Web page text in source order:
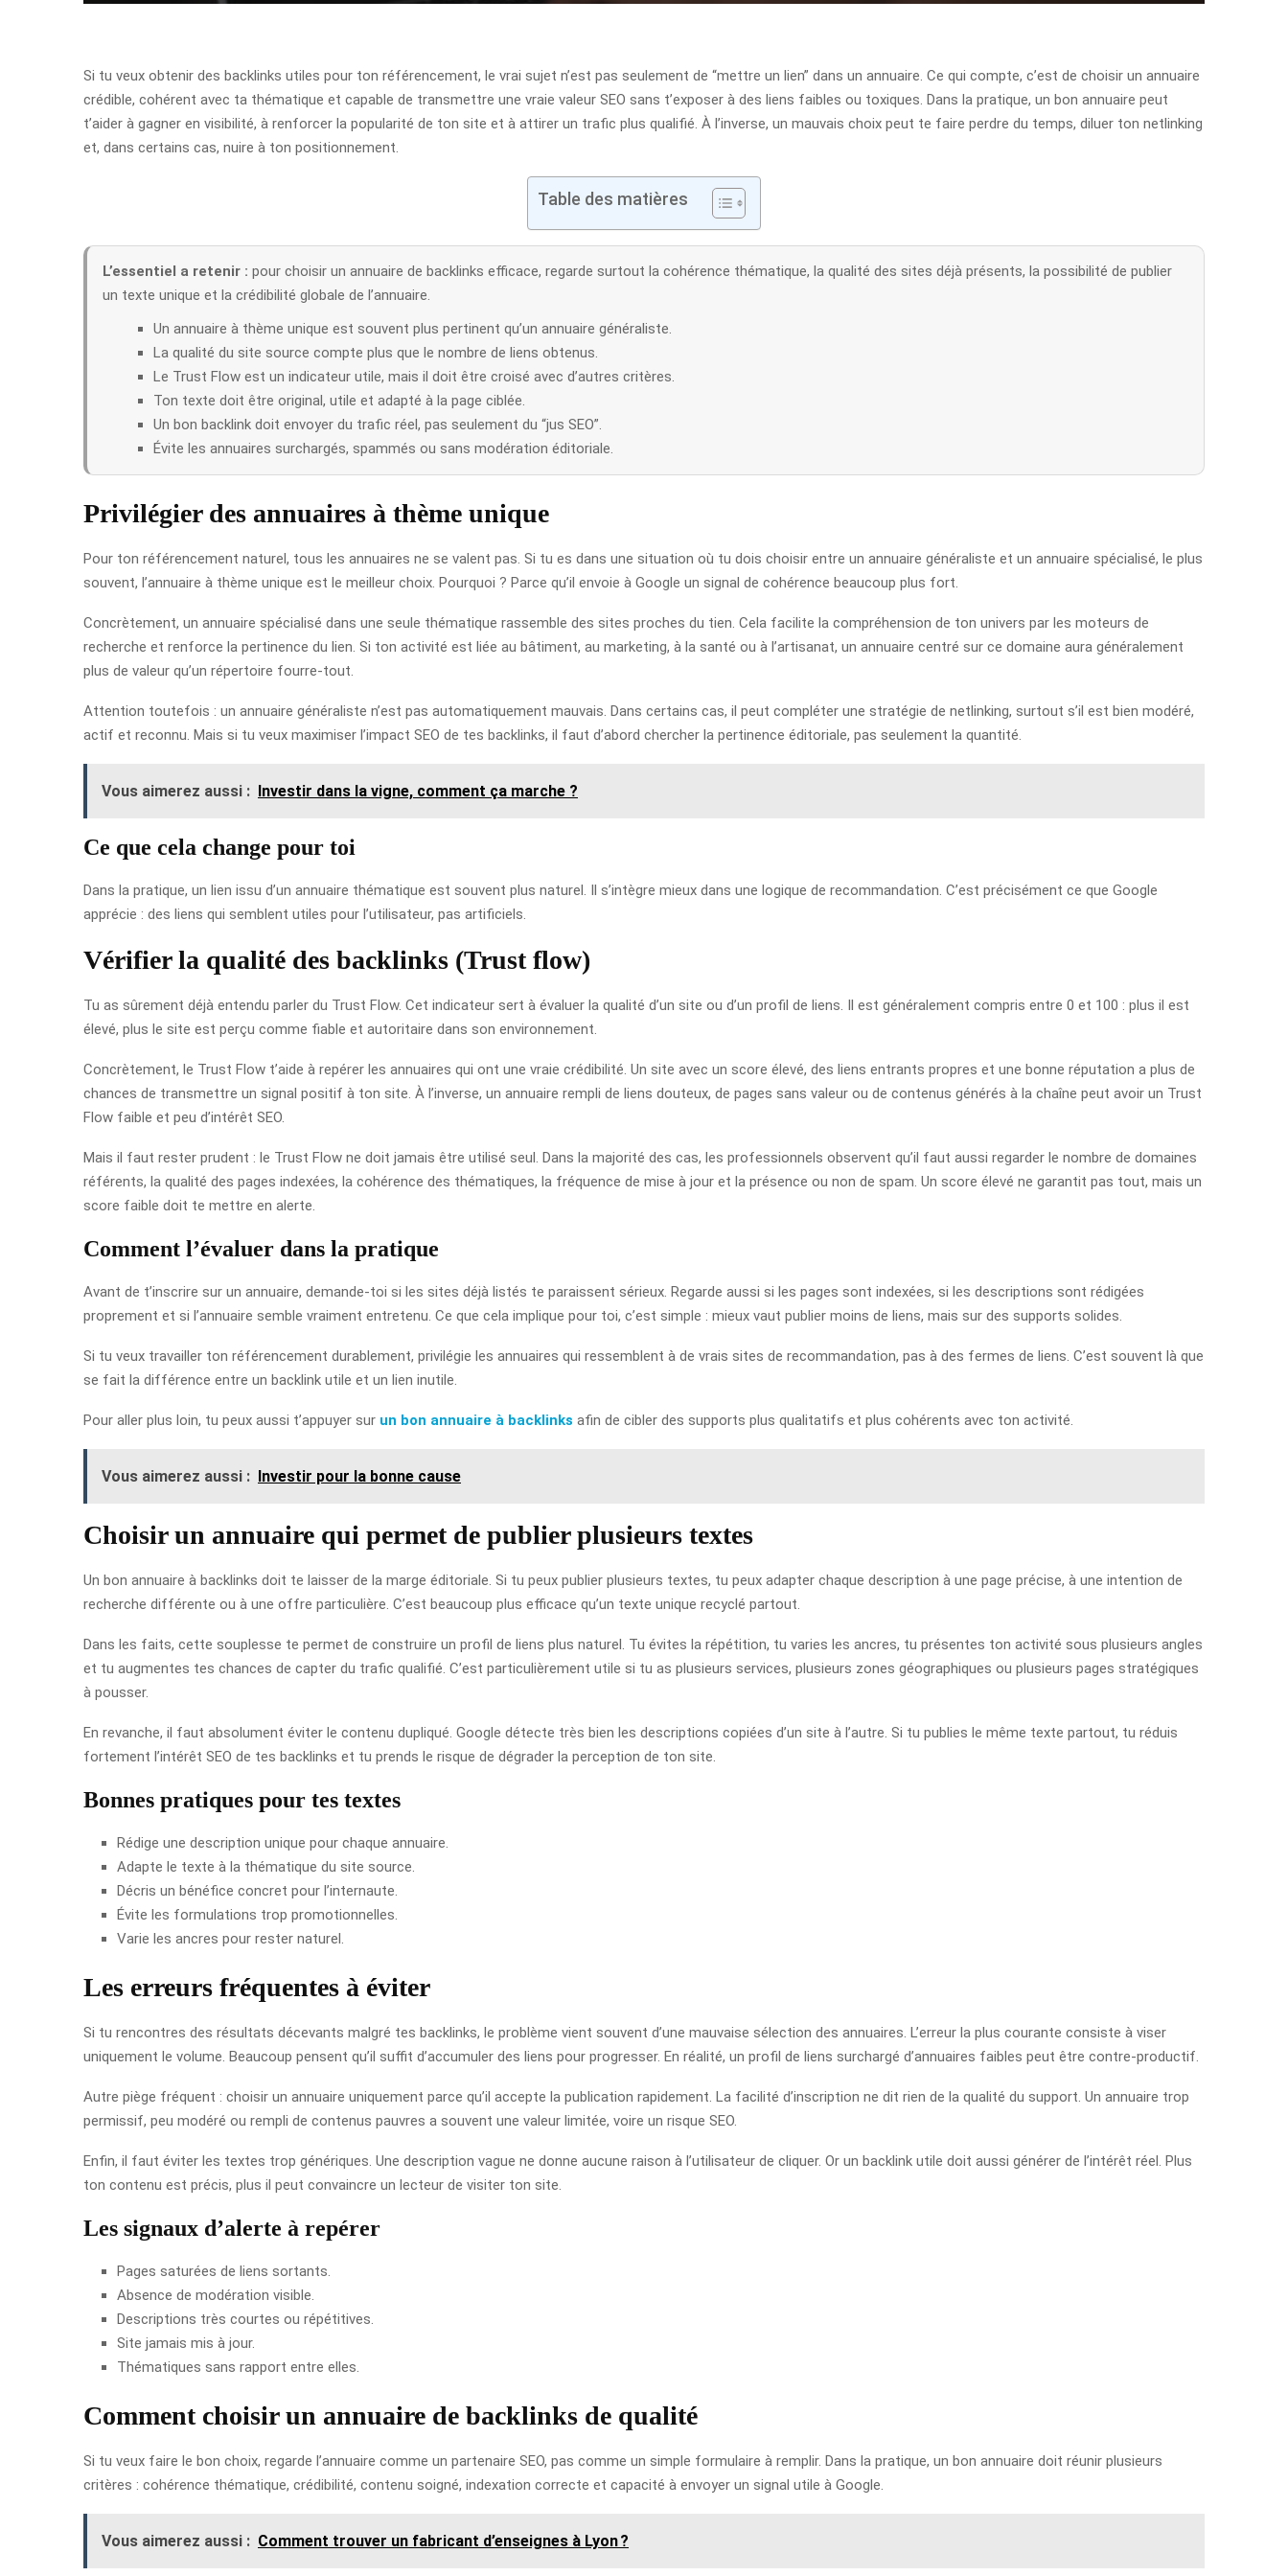
Si tu veux obtenir des backlinks utiles pour ton référencement, le vrai sujet n’est pas seulement de “mettre un lien” dans un annuaire. Ce qui compte, c’est de choisir un annuaire
crédible, cohérent avec ta thématique et capable de transmettre une vraie valeur SEO sans t’exposer à des liens faibles ou toxiques. Dans la pratique, un bon annuaire peut
t’aider à gagner en visibilité, à renforcer la popularité de ton site et à attirer un trafic plus qualifié. À l’inverse, un mauvais choix peut te faire perdre du temps, diluer ton netlinking
et, dans certains cas, nuire à ton positionnement.
Table des matières
L’essentiel a retenir : pour choisir un annuaire de backlinks efficace, regarde surtout la cohérence thématique, la qualité des sites déjà présents, la possibilité de publier
un texte unique et la crédibilité globale de l’annuaire.
Un annuaire à thème unique est souvent plus pertinent qu’un annuaire généraliste.
La qualité du site source compte plus que le nombre de liens obtenus.
Le Trust Flow est un indicateur utile, mais il doit être croisé avec d’autres critères.
Ton texte doit être original, utile et adapté à la page ciblée.
Un bon backlink doit envoyer du trafic réel, pas seulement du “jus SEO”.
Évite les annuaires surchargés, spammés ou sans modération éditoriale.
Privilégier des annuaires à thème unique
Pour ton référencement naturel, tous les annuaires ne se valent pas. Si tu es dans une situation où tu dois choisir entre un annuaire généraliste et un annuaire spécialisé, le plus
souvent, l’annuaire à thème unique est le meilleur choix. Pourquoi ? Parce qu’il envoie à Google un signal de cohérence beaucoup plus fort.
Concrètement, un annuaire spécialisé dans une seule thématique rassemble des sites proches du tien. Cela facilite la compréhension de ton univers par les moteurs de
recherche et renforce la pertinence du lien. Si ton activité est liée au bâtiment, au marketing, à la santé ou à l’artisanat, un annuaire centré sur ce domaine aura généralement
plus de valeur qu’un répertoire fourre-tout.
Attention toutefois : un annuaire généraliste n’est pas automatiquement mauvais. Dans certains cas, il peut compléter une stratégie de netlinking, surtout s’il est bien modéré,
actif et reconnu. Mais si tu veux maximiser l’impact SEO de tes backlinks, il faut d’abord chercher la pertinence éditoriale, pas seulement la quantité.
Vous aimerez aussi : Investir dans la vigne, comment ça marche ?
Ce que cela change pour toi
Dans la pratique, un lien issu d’un annuaire thématique est souvent plus naturel. Il s’intègre mieux dans une logique de recommandation. C’est précisément ce que Google
apprécie : des liens qui semblent utiles pour l’utilisateur, pas artificiels.
Vérifier la qualité des backlinks (Trust flow)
Tu as sûrement déjà entendu parler du Trust Flow. Cet indicateur sert à évaluer la qualité d’un site ou d’un profil de liens. Il est généralement compris entre 0 et 100 : plus il est
élevé, plus le site est perçu comme fiable et autoritaire dans son environnement.
Concrètement, le Trust Flow t’aide à repérer les annuaires qui ont une vraie crédibilité. Un site avec un score élevé, des liens entrants propres et une bonne réputation a plus de
chances de transmettre un signal positif à ton site. À l’inverse, un annuaire rempli de liens douteux, de pages sans valeur ou de contenus générés à la chaîne peut avoir un Trust
Flow faible et peu d’intérêt SEO.
Mais il faut rester prudent : le Trust Flow ne doit jamais être utilisé seul. Dans la majorité des cas, les professionnels observent qu’il faut aussi regarder le nombre de domaines
référents, la qualité des pages indexées, la cohérence des thématiques, la fréquence de mise à jour et la présence ou non de spam. Un score élevé ne garantit pas tout, mais un
score faible doit te mettre en alerte.
Comment l’évaluer dans la pratique
Avant de t’inscrire sur un annuaire, demande-toi si les sites déjà listés te paraissent sérieux. Regarde aussi si les pages sont indexées, si les descriptions sont rédigées
proprement et si l’annuaire semble vraiment entretenu. Ce que cela implique pour toi, c’est simple : mieux vaut publier moins de liens, mais sur des supports solides.
Si tu veux travailler ton référencement durablement, privilégie les annuaires qui ressemblent à de vrais sites de recommandation, pas à des fermes de liens. C’est souvent là que
se fait la différence entre un backlink utile et un lien inutile.
Pour aller plus loin, tu peux aussi t’appuyer sur un bon annuaire à backlinks afin de cibler des supports plus qualitatifs et plus cohérents avec ton activité.
Vous aimerez aussi : Investir pour la bonne cause
Choisir un annuaire qui permet de publier plusieurs textes
Un bon annuaire à backlinks doit te laisser de la marge éditoriale. Si tu peux publier plusieurs textes, tu peux adapter chaque description à une page précise, à une intention de
recherche différente ou à une offre particulière. C’est beaucoup plus efficace qu’un texte unique recyclé partout.
Dans les faits, cette souplesse te permet de construire un profil de liens plus naturel. Tu évites la répétition, tu varies les ancres, tu présentes ton activité sous plusieurs angles
et tu augmentes tes chances de capter du trafic qualifié. C’est particulièrement utile si tu as plusieurs services, plusieurs zones géographiques ou plusieurs pages stratégiques
à pousser.
En revanche, il faut absolument éviter le contenu dupliqué. Google détecte très bien les descriptions copiées d’un site à l’autre. Si tu publies le même texte partout, tu réduis
fortement l’intérêt SEO de tes backlinks et tu prends le risque de dégrader la perception de ton site.
Bonnes pratiques pour tes textes
Rédige une description unique pour chaque annuaire.
Adapte le texte à la thématique du site source.
Décris un bénéfice concret pour l’internaute.
Évite les formulations trop promotionnelles.
Varie les ancres pour rester naturel.
Les erreurs fréquentes à éviter
Si tu rencontres des résultats décevants malgré tes backlinks, le problème vient souvent d’une mauvaise sélection des annuaires. L’erreur la plus courante consiste à viser
uniquement le volume. Beaucoup pensent qu’il suffit d’accumuler des liens pour progresser. En réalité, un profil de liens surchargé d’annuaires faibles peut être contre-productif.
Autre piège fréquent : choisir un annuaire uniquement parce qu’il accepte la publication rapidement. La facilité d’inscription ne dit rien de la qualité du support. Un annuaire trop
permissif, peu modéré ou rempli de contenus pauvres a souvent une valeur limitée, voire un risque SEO.
Enfin, il faut éviter les textes trop génériques. Une description vague ne donne aucune raison à l’utilisateur de cliquer. Or un backlink utile doit aussi générer de l’intérêt réel. Plus
ton contenu est précis, plus il peut convaincre un lecteur de visiter ton site.
Les signaux d’alerte à repérer
Pages saturées de liens sortants.
Absence de modération visible.
Descriptions très courtes ou répétitives.
Site jamais mis à jour.
Thématiques sans rapport entre elles.
Comment choisir un annuaire de backlinks de qualité
Si tu veux faire le bon choix, regarde l’annuaire comme un partenaire SEO, pas comme un simple formulaire à remplir. Dans la pratique, un bon annuaire doit réunir plusieurs
critères : cohérence thématique, crédibilité, contenu soigné, indexation correcte et capacité à envoyer un signal utile à Google.
Vous aimerez aussi : Comment trouver un fabricant d’enseignes à Lyon ?